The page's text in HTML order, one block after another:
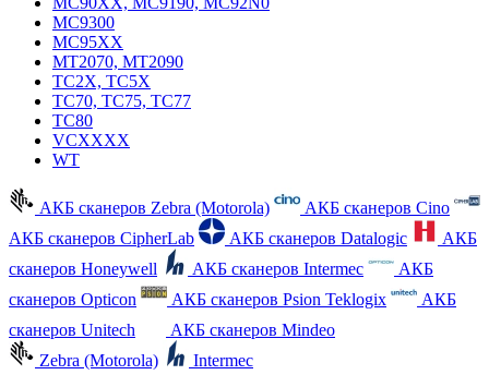
MC9300
MC95XX
MT2070, MT2090
TC2X, TC5X
TC70, TC75, TC77
TC80
VCXXXX
WT
АКБ сканеров Zebra (Motorola)
АКБ сканеров Cino
АКБ сканеров CipherLab
АКБ сканеров Datalogic
АКБ
сканеров Honeywell
АКБ сканеров Intermec
АКБ
сканеров Opticon
АКБ сканеров Psion Teklogix
АКБ
сканеров Unitech
АКБ сканеров Mindeo
Zebra (Motorola)
Intermec